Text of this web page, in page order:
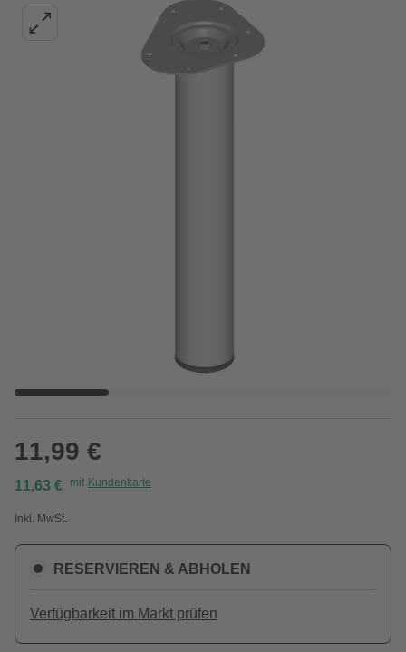
11,99 €
11,63 € mit Kundenkarte
Inkl. MwSt.
RESERVIEREN & ABHOLEN
Verfügbarkeit im Markt prüfen